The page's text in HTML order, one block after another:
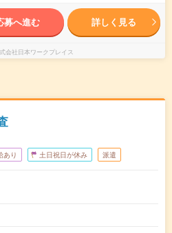
募へ進む 詳しく見る
会社日本ワークプレイス
あり 土日祝日が休み 派遣